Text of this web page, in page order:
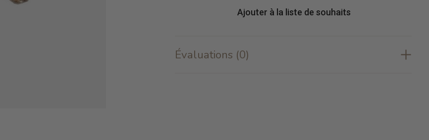
Ajouter à la liste de souhaits
Évaluations (0)